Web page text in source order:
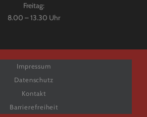
Freitag:
8.00 – 13.30 Uhr
Impressum
Datenschutz
Kontakt
Barrierefreiheit